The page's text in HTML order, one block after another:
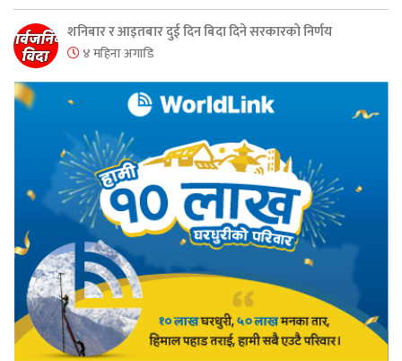
शनिबार र आइतबार दुई दिन बिदा दिने सरकारको निर्णय
४ महिना अगाडि